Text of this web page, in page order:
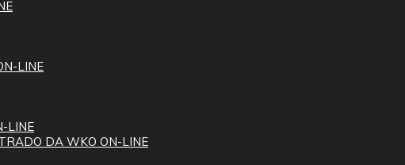
LINE
LINE
DA WKO ON-LINE